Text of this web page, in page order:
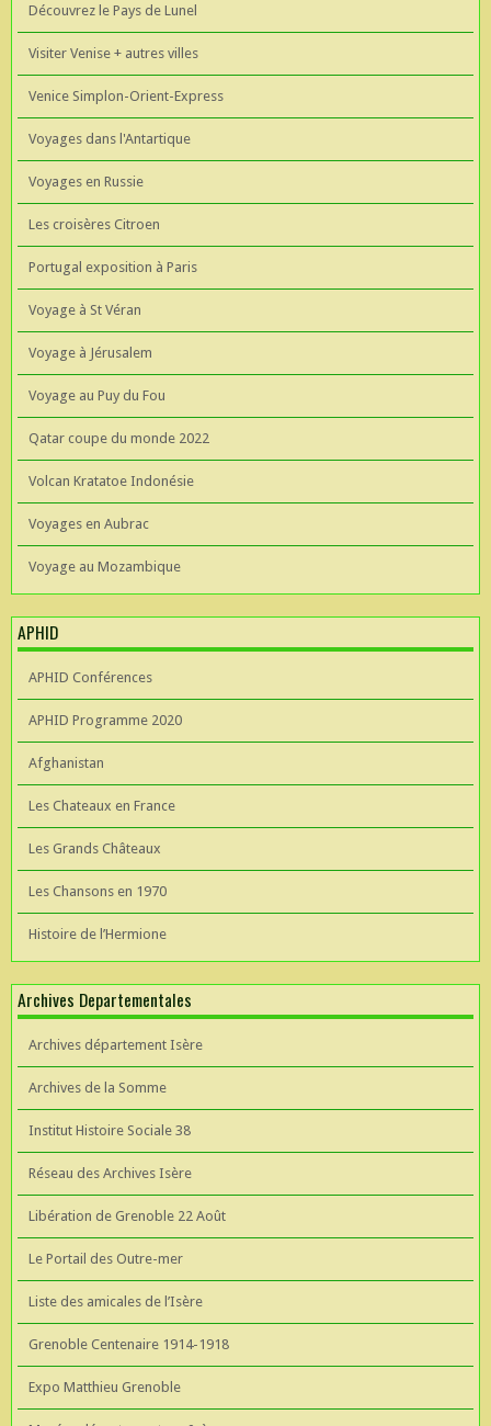
Découvrez le Pays de Lunel
Visiter Venise + autres villes
Venice Simplon-Orient-Express
Voyages dans l'Antartique
Voyages en Russie
Les croisères Citroen
Portugal exposition à Paris
Voyage à St Véran
Voyage à Jérusalem
Voyage au Puy du Fou
Qatar coupe du monde 2022
Volcan Kratatoe Indonésie
Voyages en Aubrac
Voyage au Mozambique
APHID
APHID Conférences
APHID Programme 2020
Afghanistan
Les Chateaux en France
Les Grands Châteaux
Les Chansons en 1970
Histoire de l’Hermione
Archives Departementales
Archives département Isère
Archives de la Somme
Institut Histoire Sociale 38
Réseau des Archives Isère
Libération de Grenoble 22 Août
Le Portail des Outre-mer
Liste des amicales de l’Isère
Grenoble Centenaire 1914-1918
Expo Matthieu Grenoble